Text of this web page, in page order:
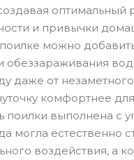
и привычки
можно
обеззараживания
даже от незаметного
комфортнее
поилки выполнена с
могла естественно
воздействия, а